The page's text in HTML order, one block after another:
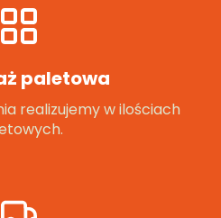
paletowa
realizujemy w ilościach